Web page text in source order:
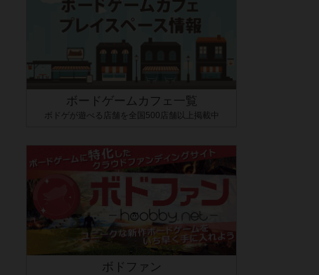
ボードゲームカフェ一覧
ボドゲが遊べる店舗を全国500店舗以上掲載中
ボドファン